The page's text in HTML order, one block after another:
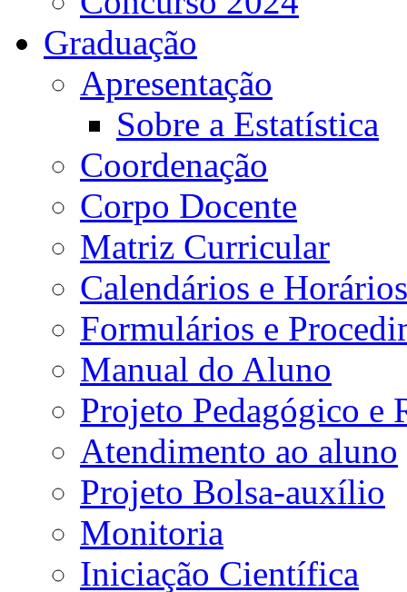
Graduação
Apresentação
Sobre a Estatística
Coordenação
Corpo Docente
Matriz Curricular
Calendários e Horários
Formulários e
Manual do Aluno
Projeto Pedagógico e
Atendimento ao aluno
Projeto Bolsa-auxílio
Monitoria
Iniciação Científica